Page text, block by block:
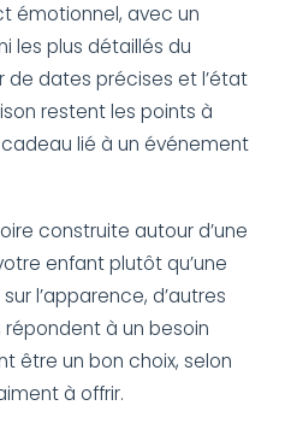
émotionnel, avec un
les plus détaillés du
de dates précises et l’état
restent les points à
lié à un événement
construite autour d’une
enfant plutôt qu’une
l’apparence, d’autres
à un besoin
être un bon choix, selon
à offrir.